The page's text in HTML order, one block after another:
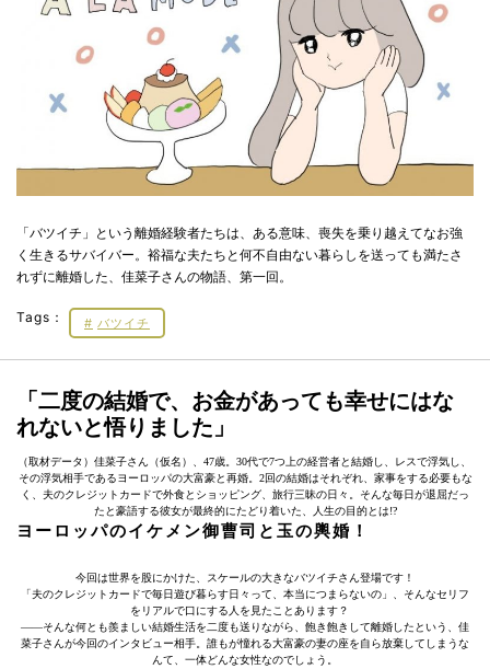
「バツイチ」という離婚経験者たちは、ある意味、喪失を乗り越えてなお強
く生きるサバイバー。裕福な夫たちと何不自由ない暮らしを送っても満たさ
れずに離婚した、佳菜子さんの物語、第一回。
Tags： バツイチ
「二度の結婚で、お金があっても幸せにはな
れないと悟りました」
（取材データ）佳菜子さん（仮名）、47歳。30代で7つ上の経営者と結婚し、レスで浮気し、
その浮気相手であるヨーロッパの大富豪と再婚。2回の結婚はそれぞれ、家事をする必要もな
く、夫のクレジットカードで外食とショッピング、旅行三昧の日々。そんな毎日が退屈だっ
たと豪語する彼女が最終的にたどり着いた、人生の目的とは!?
ヨーロッパのイケメン御曹司と玉の輿婚！
今回は世界を股にかけた、スケールの大きなバツイチさん登場です！
「夫のクレジットカードで毎日遊び暮らす日々って、本当につまらないの」、そんなセリフ
をリアルで口にする人を見たことあります？
――そんな何とも羨ましい結婚生活を二度も送りながら、飽き飽きして離婚したという、佳
菜子さんが今回のインタビュー相手。誰もが憧れる大富豪の妻の座を自ら放棄してしまうな
んて、一体どんな女性なのでしょう。